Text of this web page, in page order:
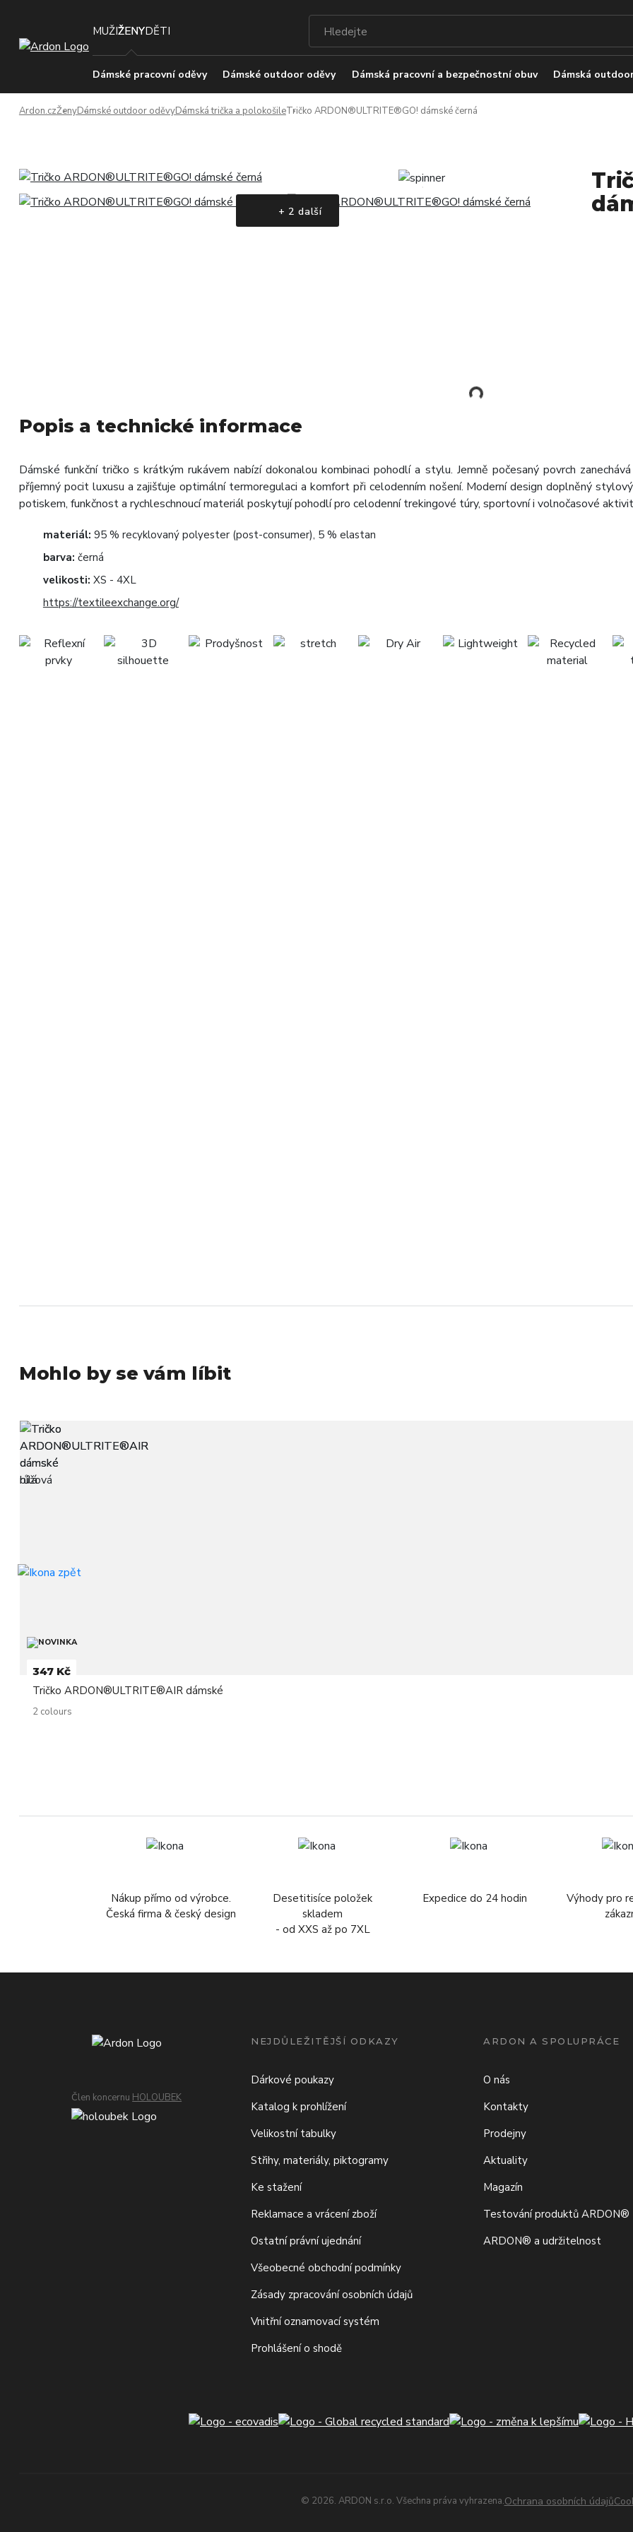
MUŽIŽENYDĚTI
Dámské pracovní oděvy Dámské outdoor oděvy Dámská pracovní a bezpečnostní obuv Dámská
Ardon.czŽenyDámské outdoor oděvyDámská trička a polokošileTričko ARDON®ULTRITE®GO! dámské černá
+ 2 další
Popis a technické informace
Dámské funkční tričko s krátkým rukávem nabízí dokonalou kombinaci pohodlí a stylu. Jemně počesaný povrch
příjemný pocit luxusu a zajišťuje optimální termoregulaci a komfort při celodenním nošení. Moderní design doplněný
potiskem, funkčnost a rychleschnoucí materiál poskytují pohodlí pro celodenní trekingové túry, sportovní i volnočasové
materiál: 95 % recyklovaný polyester (post-consumer), 5 % elastan
barva: černá
velikosti: XS - 4XL
https://textileexchange.org/
Mohlo by se vám líbit
347 Kč
Tričko ARDON®ULTRITE®AIR dámské
2 colours
Nákup přímo od výrobce.
Česká firma & český design
Desetitisíce položek
skladem
- od XXS až po 7XL
Expedice do 24 hodin
Výhody pro
Člen koncernu HOLOUBEK
NEJDŮLEŽITĚJŠÍ ODKAZY
Dárkové poukazy
Katalog k prohlížení
Velikostní tabulky
Střihy, materiály, piktogramy
Ke stažení
Reklamace a vrácení zboží
Ostatní právní ujednání
Všeobecné obchodní podmínky
Zásady zpracování osobních údajů
Vnitřní oznamovací systém
Prohlášení o shodě
ARDON A SPOLUPRÁCE
O nás
Kontakty
Prodejny
Aktuality
Magazín
Testování produktů ARDON®
ARDON® a udržitelnost
© 2026. ARDON s.r.o. Všechna práva vyhrazena.Ochrana osobních údajů